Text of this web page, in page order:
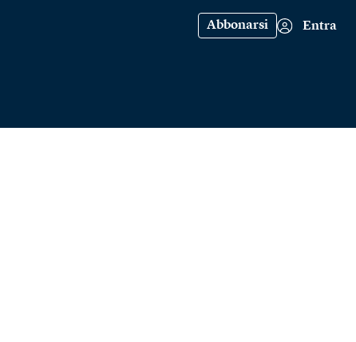
Abbonarsi Entra